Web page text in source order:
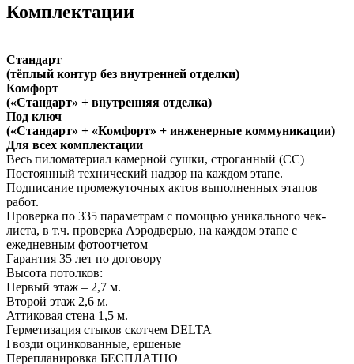
Комплектации
Стандарт
(тёплый контур без внутренней отделки)
Комфорт
(«Стандарт» + внутренняя отделка)
Под ключ
(«Стандарт» + «Комфорт» + инженерные коммуникации)
Для всех комплектации
Весь пиломатериал камерной сушки, строганный (СС)
Постоянный технический надзор на каждом этапе.
Подписание промежуточных актов выполненных этапов
работ.
Проверка по 335 параметрам с помощью уникального чек-
листа, в т.ч. проверка Аэродверью, на каждом этапе с
ежедневным фотоотчетом
Гарантия 35 лет по договору
Высота потолков:
Первый этаж – 2,7 м.
Второй этаж 2,6 м.
Аттиковая стена 1,5 м.
Герметизация стыков скотчем DELTA
Гвозди оцинкованные, ершеные
Перепланировка БЕСПЛАТНО